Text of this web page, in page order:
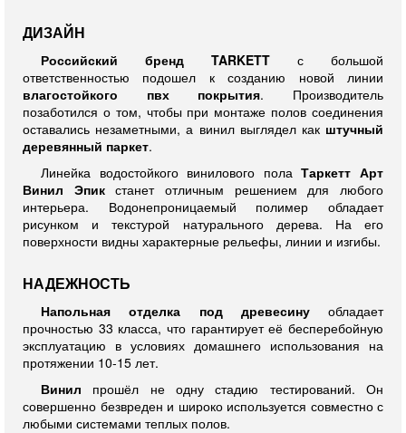
ДИЗАЙН
Российский бренд TARKETT с большой
ответственностью подошел к созданию новой линии
влагостойкого пвх покрытия. Производитель
позаботился о том, чтобы при монтаже полов соединения
оставались незаметными, а винил выглядел как штучный
деревянный паркет.
Линейка водостойкого винилового полаТаркетт Арт
Винил Эпикстанет отличным решением для любого
интерьера. Водонепроницаемый полимер
обладает
рисунком и текстурой натурального дерева. На его
поверхности видны характерные рельефы, линии и изгибы.
НАДЕЖНОСТЬ
Напольная отделка под древесинуобладает
прочностью 33 класса, что гарантирует её бесперебойную
эксплуатацию в условиях домашнего использования на
протяжении 10-15 лет.
Винил прошёл не одну стадию тестирований. Он
совершенно безвреден и широко используется совместно с
любыми системами теплых полов.